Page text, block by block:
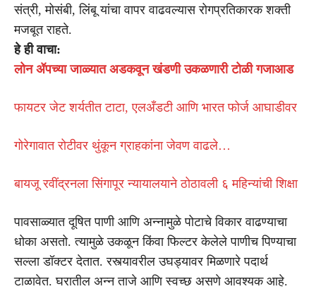
संत्री, मोसंबी, लिंबू यांचा वापर वाढवल्यास रोगप्रतिकारक शक्ती
मजबूत राहते.
हे ही वाचा:
लोन ॲपच्या जाळ्यात अडकवून खंडणी उकळणारी टोळी गजाआड
फायटर जेट शर्यतीत टाटा, एलअँडटी आणि भारत फोर्ज आघाडीवर
गोरेगावात रोटीवर थुंकून ग्राहकांना जेवण वाढले…
बायजू रवींद्रनला सिंगापूर न्यायालयाने ठोठावली ६ महिन्यांची शिक्षा
पावसाळ्यात दूषित पाणी आणि अन्नामुळे पोटाचे विकार वाढण्याचा
धोका असतो. त्यामुळे उकळून किंवा फिल्टर केलेले पाणीच पिण्याचा
सल्ला डॉक्टर देतात. रस्त्यावरील उघड्यावर मिळणारे पदार्थ
टाळावेत. घरातील अन्न ताजे आणि स्वच्छ असणे आवश्यक आहे.